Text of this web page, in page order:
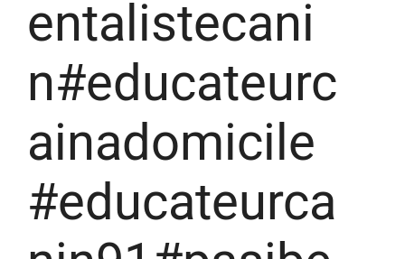
entalistecani
n#educateurc
ainadomicile
#educateurca